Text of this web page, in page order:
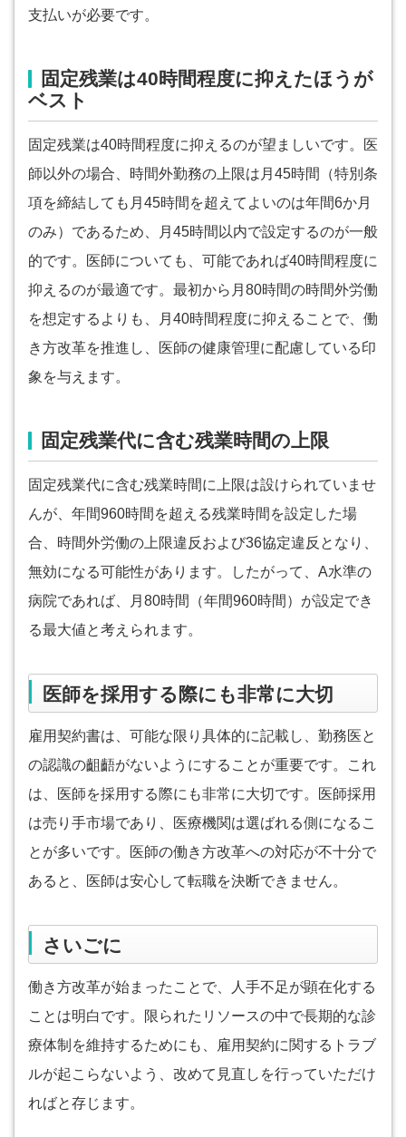
支払いが必要です。
固定残業は40時間程度に抑えたほうが
ベスト
固定残業は40時間程度に抑えるのが望ましいです。医
師以外の場合、時間外勤務の上限は月45時間（特別条
項を締結しても月45時間を超えてよいのは年間6か月
のみ）であるため、月45時間以内で設定するのが一般
的です。医師についても、可能であれば40時間程度に
抑えるのが最適です。最初から月80時間の時間外労働
を想定するよりも、月40時間程度に抑えることで、働
き方改革を推進し、医師の健康管理に配慮している印
象を与えます。
固定残業代に含む残業時間の上限
固定残業代に含む残業時間に上限は設けられていませ
んが、年間960時間を超える残業時間を設定した場
合、時間外労働の上限違反および36協定違反となり、
無効になる可能性があります。したがって、A水準の
病院であれば、月80時間（年間960時間）が設定でき
る最大値と考えられます。
医師を採用する際にも非常に大切
雇用契約書は、可能な限り具体的に記載し、勤務医と
の認識の齟齬がないようにすることが重要です。これ
は、医師を採用する際にも非常に大切です。医師採用
は売り手市場であり、医療機関は選ばれる側になるこ
とが多いです。医師の働き方改革への対応が不十分で
あると、医師は安心して転職を決断できません。
さいごに
働き方改革が始まったことで、人手不足が顕在化する
ことは明白です。限られたリソースの中で長期的な診
療体制を維持するためにも、雇用契約に関するトラブ
ルが起こらないよう、改めて見直しを行っていただけ
ればと存じます。